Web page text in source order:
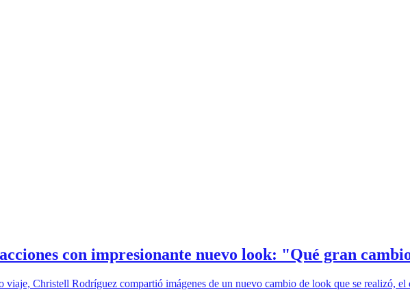
con impresionante nuevo look: "Qué gran
viaje, Christell Rodríguez compartió imágenes de un nuevo cambio de look que se realizó, el